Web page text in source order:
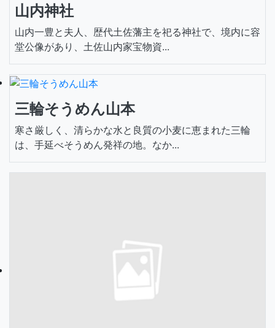
山内神社
山内一豊と夫人、歴代土佐藩主を祀る神社で、境内に容
堂公像があり、土佐山内家宝物資...
三輪そうめん山本
寒さ厳しく、清らかな水と良質の小麦に恵まれた三輪
は、手延べそうめん発祥の地。なか...